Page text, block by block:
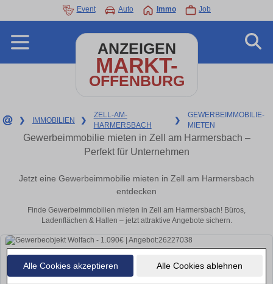
Alle Cookies akzeptieren Alle Cookies ablehnen
Event Auto Immo Job
ANZEIGEN
MARKT-
OFFENBURG
❯ IMMOBILIEN ❯
ZELL-AM-
HARMERSBACH
❯
GEWERBEIMMOBILIE-
MIETEN
Gewerbeimmobilie mieten in Zell am Harmersbach –
Perfekt für Unternehmen
Jetzt eine Gewerbeimmobilie mieten in Zell am Harmersbach
entdecken
Finde Gewerbeimmobilien mieten in Zell am Harmersbach! Büros,
Ladenflächen & Hallen – jetzt attraktive Angebote sichern.